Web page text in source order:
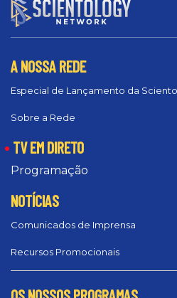
A NOSSA REDE
Especial de Lançamento da
Sobre a Rede
TV EM DIRETO
Programação
NOTÍCIAS
Comunicados de Imprensa
Recursos Promocionais